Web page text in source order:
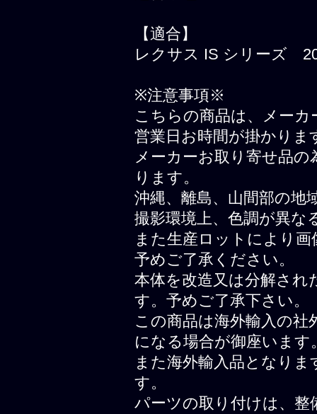
【適合】
レクサス IS シリーズ
※注意事項※
こちらの商品は、メー
営業日お時間が掛かりま
メーカーお取り寄せ品
ります。
沖縄、離島、山間部の地
撮影環境上、色調が異な
また生産ロットにより
予めご了承ください。
本体を改造又は分解され
す。予めご了承下さい。
この商品は海外輸入の
になる場合が御座います
また海外輸入品となり
す。
パーツの取り付けは、整